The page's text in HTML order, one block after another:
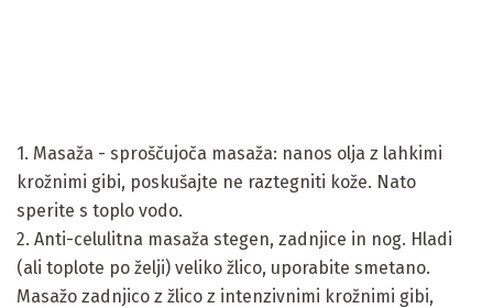
1. Masaža - sproščujoča masaža: nanos olja z lahkimi
krožnimi gibi, poskušajte ne raztegniti kože. Nato
sperite s toplo vodo.
2. Anti-celulitna masaža stegen, zadnjice in nog. Hladi
(ali toplote po želji) veliko žlico, uporabite smetano.
Masažo zadnjico z žlico z intenzivnimi krožnimi gibi,